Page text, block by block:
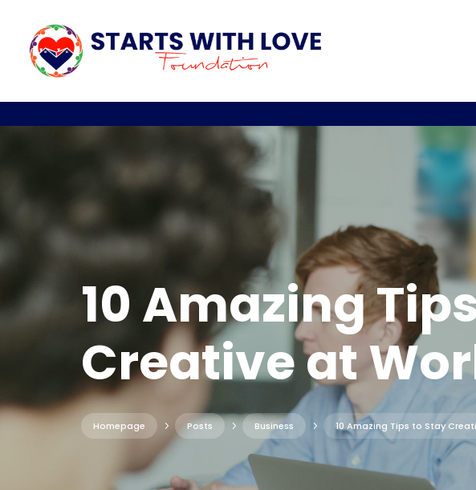
10 Amazing
Creative at
Homepage 5 Posts 5 Business 5 10 Amazing Tips to Stay